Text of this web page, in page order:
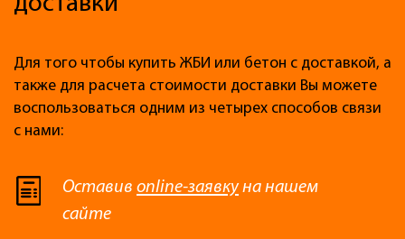
Для того чтобы купить ЖБИ или бетон с доставкой, а
также для расчета стоимости доставки Вы можете
воспользоваться одним из четырех способов связи
с нами:
Оставив online-заявкуна нашем
сайте